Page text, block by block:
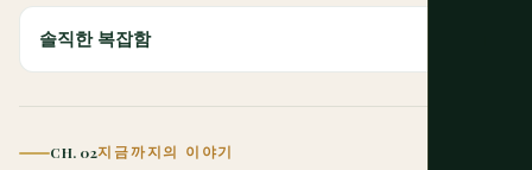
솔직한 복잡함
CH. 02지금까지의 이야기